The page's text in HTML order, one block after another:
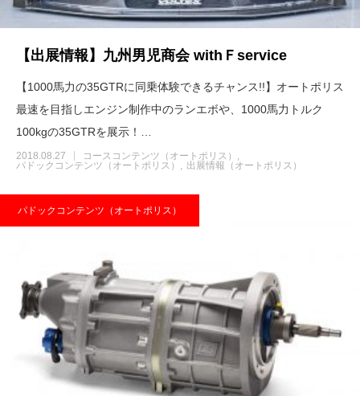
【出展情報】九州男児商会 withＦservice
【1000馬力の35GTRに同乗体験できるチャンス!!】オートポリス
最速を目指しエンジン制作中のランエボや、1000馬力トルク
100kgの35GTRを展示！…
2018.08.27
コースコンテンツ（オートポリス）
パドックコンテンツ（オートポリス）
出展情報（オートポリス）
パドックコンテンツ（オートポリス）